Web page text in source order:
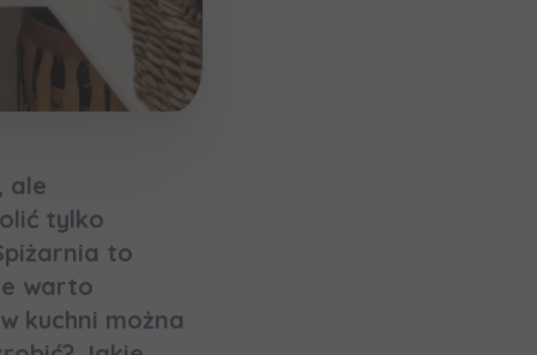
ale
tylko
to
warto
kuchni można